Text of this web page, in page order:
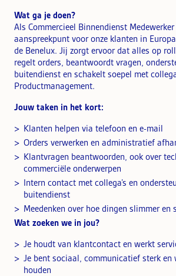
Wat ga je doen?
Als Commercieel Binnendienst
aanspreekpunt voor onze klanten in
de Benelux. Jij zorgt ervoor dat alles op
regelt orders, beantwoordt vragen,
buitendienst en schakelt soepel met
Productmanagement.
Jouw taken in het kort:
Klanten helpen via telefoon en e-mail
Orders verwerken en administratief
Klantvragen beantwoorden, ook over
commerciële onderwerpen
Intern contact met collega’s en
buitendienst
Meedenken over hoe dingen slimmer en
Wat zoeken we in jou?
Je houdt van klantcontact en werkt
Je bent sociaal, communicatief sterk en
houden